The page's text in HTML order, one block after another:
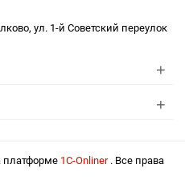
ул. 1-й Советский переулок
+
+
платформе 1С-Onliner . Все права